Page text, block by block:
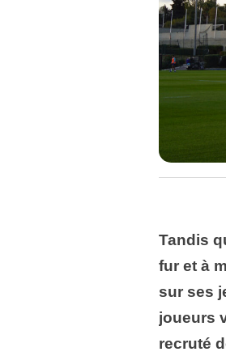
Tandis
fur et à
sur ses
joueurs
recruté